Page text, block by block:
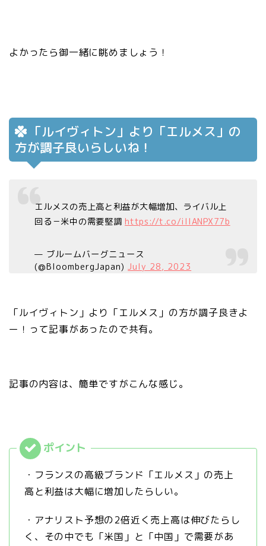
よかったら御一緒に眺めましょう！
「ルイヴィトン」より「エルメス」の
方が調子良いらしいね！
エルメスの売上高と利益が大幅増加、ライバル上
回る－米中の需要堅調 https://t.co/ilIANPX77b
— ブルームバーグニュース
(@BloombergJapan)July 28, 2023
「ルイヴィトン」より「エルメス」の方が調子良きよ
ー！って記事があったので共有。
記事の内容は、簡単ですがこんな感じ。
・フランスの高級ブランド「エルメス」の売上
高と利益は大幅に増加したらしい。
・アナリスト予想の2倍近く売上高は伸びたらし
く、その中でも「米国」と「中国」で需要があ